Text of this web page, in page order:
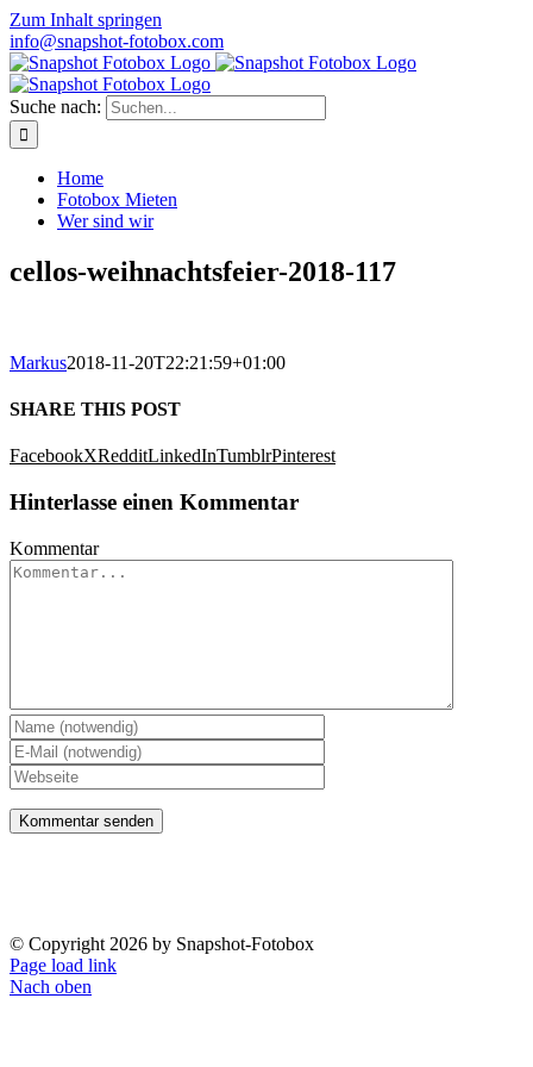
Zum Inhalt springen
info@snapshot-fotobox.com
Suche nach:
Home
Fotobox Mieten
Wer sind wir
cellos-weihnachtsfeier-2018-117
Markus2018-11-20T22:21:59+01:00
SHARE THIS POST
FacebookXRedditLinkedInTumblrPinterest
Hinterlasse einen Kommentar
Kommentar
© Copyright 2026 by Snapshot-Fotobox
Page load link
Nach oben